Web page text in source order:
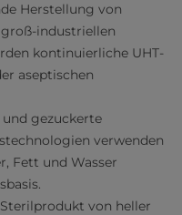
Herstellung von
industriellen
kontinuierliche UHT-
aseptischen
gezuckerte
verwenden
Fett und Wasser
von heller